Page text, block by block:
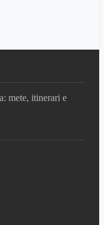
mete, itinerari e